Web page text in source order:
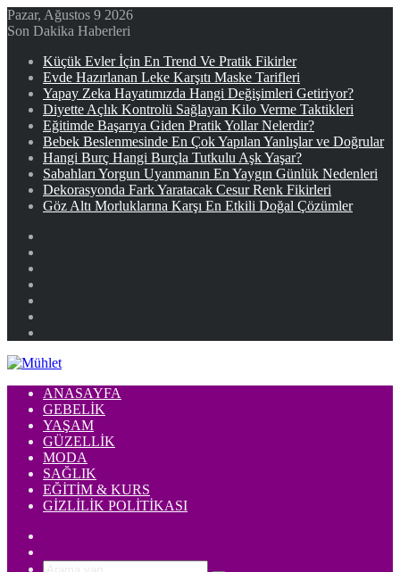
Pazar, Ağustos 9 2026
Son Dakika Haberleri
Küçük Evler İçin En Trend Ve Pratik Fikirler
Evde Hazırlanan Leke Karşıtı Maske Tarifleri
Yapay Zeka Hayatımızda Hangi Değişimleri Getiriyor?
Diyette Açlık Kontrolü Sağlayan Kilo Verme Taktikleri
Eğitimde Başarıya Giden Pratik Yollar Nelerdir?
Bebek Beslenmesinde En Çok Yapılan Yanlışlar ve Doğrular
Hangi Burç Hangi Burçla Tutkulu Aşk Yaşar?
Sabahları Yorgun Uyanmanın En Yaygın Günlük Nedenleri
Dekorasyonda Fark Yaratacak Cesur Renk Fikirleri
Göz Altı Morluklarına Karşı En Etkili Doğal Çözümler
ANASAYFA
GEBELIK
YAŞAM
GÜZELLIK
MODA
SAĞLIK
EĞITIM & KURS
GIZLILIK POLITIKASI